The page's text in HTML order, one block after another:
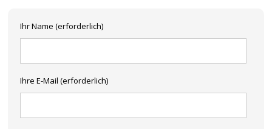
Ihr Name (erforderlich)
Ihre E-Mail (erforderlich)